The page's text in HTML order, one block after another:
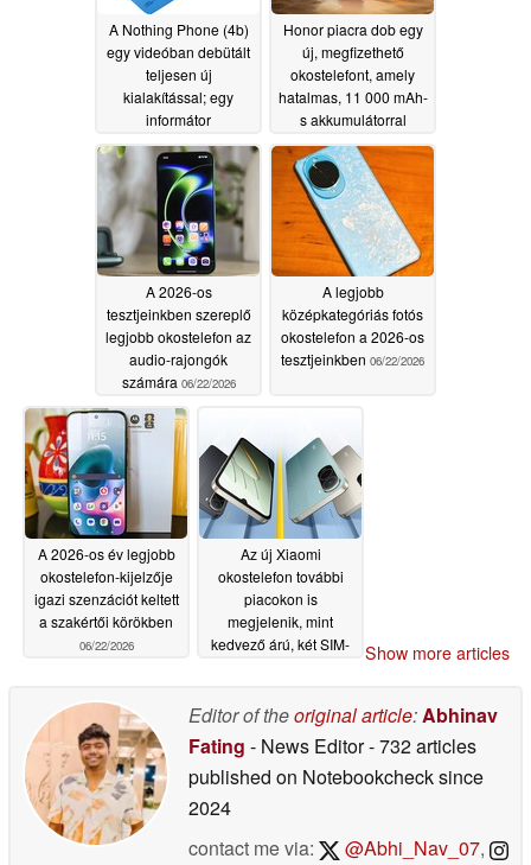
A Nothing Phone (4b)
egy videóban debütált
teljesen új
kialakítással; egy
informátor
nyilvánosságra hozta a
műszaki adatokat
06/25/2026
Honor piacra dob egy
új, megfizethető
okostelefont, amely
hatalmas, 11 000 mAh-
s akkumulátorral
rendelkezik06/23/2026
A 2026-os
tesztjeinkben szereplő
legjobb okostelefon az
audio-rajongók
számára 06/22/2026
A legjobb
középkategóriás fotós
okostelefon a 2026-os
tesztjeinkben 06/22/2026
A 2026-os év legjobb
okostelefon-kijelzője
igazi szenzációt keltett
a szakértői körökben
06/22/2026
Az új Xiaomi
okostelefon további
piacokon is
megjelenik, mint
kedvező árú, két SIM-
Show more articles
Editor of theoriginal article:Abhinav
Fating - News Editor- 732 articles
published on Notebookchecksince
2024
contact me via:
@Abhi_Nav_07,